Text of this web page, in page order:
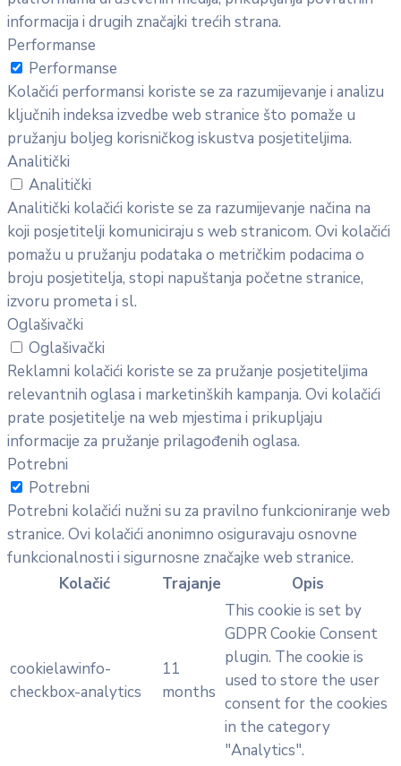
informacija i drugih značajki trećih strana.
Performanse
Performanse
Kolačići performansi koriste se za razumijevanje i analizu
ključnih indeksa izvedbe web stranice što pomaže u
pružanju boljeg korisničkog iskustva posjetiteljima.
Analitički
Analitički
Analitički kolačići koriste se za razumijevanje načina na
koji posjetitelji komuniciraju s web stranicom. Ovi kolačići
pomažu u pružanju podataka o metričkim podacima o
broju posjetitelja, stopi napuštanja početne stranice,
izvoru prometa i sl.
Oglašivački
Oglašivački
Reklamni kolačići koriste se za pružanje posjetiteljima
relevantnih oglasa i marketinških kampanja. Ovi kolačići
prate posjetitelje na web mjestima i prikupljaju
informacije za pružanje prilagođenih oglasa.
Potrebni
Potrebni
Potrebni kolačići nužni su za pravilno funkcioniranje web
stranice. Ovi kolačići anonimno osiguravaju osnovne
funkcionalnosti i sigurnosne značajke web stranice.
Kolačić
Trajanje Opis
cookielawinfo-
checkbox-analytics
11
months
This cookie is set by
GDPR Cookie Consent
plugin. The cookie is
used to store the user
consent for the cookies
in the category
"Analytics".